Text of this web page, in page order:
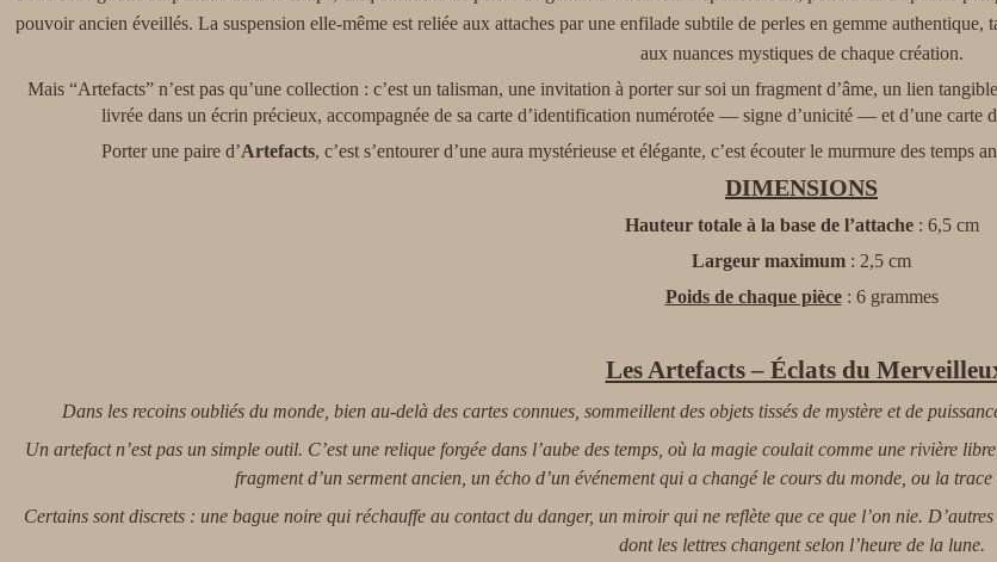
pouvoir ancien éveillés. La suspension elle-même est reliée aux attaches par une enfilade subtile de perles en gemme authentique,
aux nuances mystiques de chaque création.
Mais “Artefacts” n’est pas qu’une collection : c’est un talisman, une invitation à porter sur soi un fragment d’âme, un lien
livrée dans un écrin précieux, accompagnée de sa carte d’identification numérotée — signe d’unicité — et d’une carte
Porter une paire d’Artefacts, c’est s’entourer d’une aura mystérieuse et élégante, c’est écouter le murmure des
DIMENSIONS
Hauteur totale à la base de l’attache: 6,5 cm
Largeur maximum : 2,5 cm
Poids de chaque pièce : 6 grammes
Les Artefacts – Éclats du
Dans les recoins oubliés du monde, bien au-delà des cartes connues, sommeillent des objets tissés de mystère et de
Un artefact n’est pas un simple outil. C’est une relique forgée dans l’aube des temps, où la magie coulait comme une rivière
fragment d’un serment ancien, un écho d’un événement qui a changé le cours du monde, ou la
Certains sont discrets : une bague noire qui réchauffe au contact du danger, un miroir qui ne reflète que ce que l’on nie.
dont les lettres changent selon l’heure de la lune.